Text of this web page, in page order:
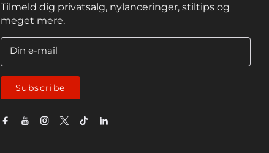
Tilmeld dig privatsalg, nylanceringer, stiltips og
meget mere.
Din e-mail
Subscribe